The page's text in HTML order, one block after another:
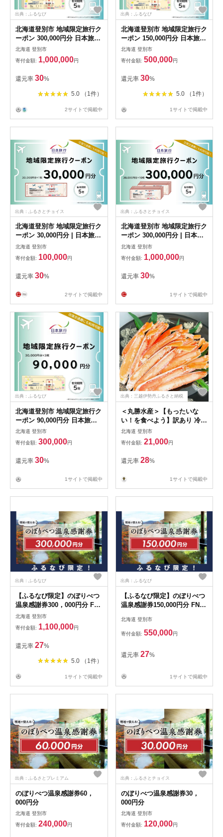
出典：ふるなび
北海道登別市 地域限定旅行ク
ーポン 300,000円分 日本旅行
トラベルクーポン 納税チケッ
ト 旅行 宿泊券 ホテル 観光
旅行 旅行券 交通費 体験 宿泊
夏休み 冬休み 家族旅行 ひと
り旅 カップル 夫婦 親子 登別
北海道 登別市
寄付金額: 1,000,000円
還元率 30%
5.0 （1件）
2サイトで掲載中
出典：ふるなび
北海道登別市 地域限定旅行ク
ーポン 150,000円分 日本旅行
トラベルクーポン 納税チケッ
ト 旅行 宿泊券 ホテル 観光
旅行 旅行券 交通費 体験 宿泊
夏休み 冬休み 家族旅行 ひと
り旅 カップル 夫婦 親子 登別
北海道 登別市
寄付金額: 500,000円
還元率 30%
5.0 （1件）
1サイトで掲載中
出典：ふるさとチョイス
北海道登別市 地域限定旅行ク
ーポン 30,000円分 | 日本旅行
トラベルクーポン 納税チケッ
ト 旅行 宿泊券 ホテル 観光
旅行 旅行券 交通費 体験 宿泊
夏休み 冬休み 家族旅行 ひと
り旅 カップル 夫婦 親子 登別
北海道 登別市
寄付金額: 100,000円
還元率 30%
2サイトで掲載中
出典：ふるさとチョイス
北海道登別市 地域限定旅行ク
ーポン 300,000円分 | 日本旅
行 トラベルクーポン 納税チ
ケット 旅行 宿泊券 ホテル 観
光 旅行 旅行券 交通費 体験
宿泊 夏休み 冬休み 家族旅行
ひとり旅 カップル 夫婦 親子
北海道 登別市
寄付金額: 1,000,000円
還元率 30%
1サイトで掲載中
出典：ふるなび
北海道登別市 地域限定旅行ク
ーポン 90,000円分 日本旅行
トラベルクーポン 納税チケッ
ト 旅行 宿泊券 ホテル 観光
旅行 旅行券 交通費 体験 宿泊
夏休み 冬休み 家族旅行 ひと
り旅 カップル 夫婦 親子 登別
北海道 登別市
寄付金額: 300,000円
還元率 30%
1サイトで掲載中
出典：三越伊勢丹ふるさと納税
＜丸勝水産＞【もったいな
い！を食べよう】訳あり 冷凍
ボイルずわいがに足 600g
北海道 登別市
寄付金額: 21,000円
還元率 28%
1サイトで掲載中
出典：ふるなび
【ふるなび限定】のぼりべつ
温泉感謝券300，000円分 FN-
Limited-PR
北海道 登別市
寄付金額: 1,100,000円
還元率 27%
5.0 （1件）
1サイトで掲載中
出典：ふるなび
【ふるなび限定】のぼりべつ
温泉感謝券150,000円分 FN-
北海道 登別市
寄付金額: 550,000円
還元率 27%
1サイトで掲載中
出典：ふるさとプレミアム
のぼりべつ温泉感謝券60，
000円分
北海道 登別市
寄付金額: 240,000円
出典：ふるさとチョイス
のぼりべつ温泉感謝券30，
000円分
北海道 登別市
寄付金額: 120,000円